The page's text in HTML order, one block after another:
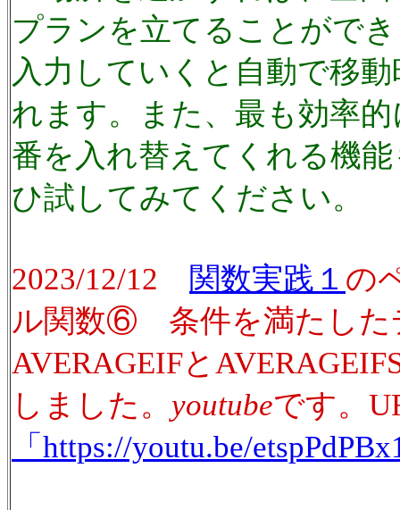
プランを立てることがで
入力していくと自動で移
れます。また、最も効率
番を入れ替えてくれる機
ひ試してみてください。
2023/12/12 関数実践１ の
ル関数⑥ 条件を満たした
AVERAGEIFと
しました。 youtubeです。
「https://youtu.be/